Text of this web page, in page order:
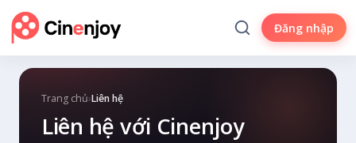
Đăng nhập
Trang chủ›Liên hệ
Liên hệ với Cinenjoy